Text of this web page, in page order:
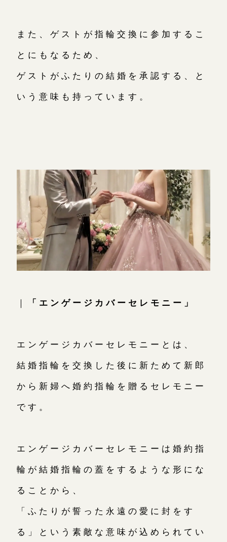
また、ゲストが指輪交換に参加するこ
とにもなるため、
ゲストがふたりの結婚を承認する、と
いう意味も持っています。
｜ 「エンゲージカバーセレモニー」
エンゲージカバーセレモニーとは、
結婚指輪を交換した後に新ためて新郎
から新婦へ婚約指輪を贈るセレモニー
です。
エンゲージカバーセレモニーは婚約指
輪が結婚指輪の蓋をするような形にな
ることから、
「ふたりが誓った永遠の愛に封をす
る」という素敵な意味が込められてい